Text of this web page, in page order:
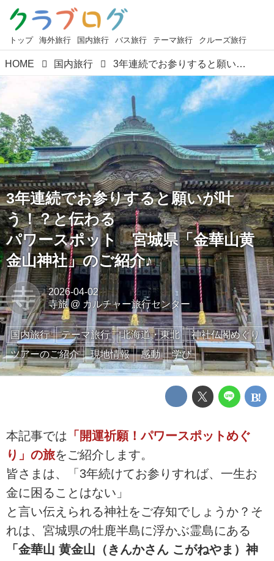
トップ 海外旅行 国内旅行 バス旅行 テーマ旅行 クルーズ旅行
HOME 国内旅行 3年連続でお参りすると願いが叶う！？と伝わる パワースポット 宮城県「金華山黄金山神社」のご紹介♪
3年連続でお参りすると願いが叶
う！？と伝わる
パワースポット 宮城県「金華山黄
金山神社」のご紹介♪
寺
2026-04-02
寺旅@ カルチャー旅行センター
国内旅行 テーマ旅行 北海道・東北
神社仏閣めぐり
ツアーのご紹介
現地情報 感動 学び
本記事では 「開運祈願！パワースポットめぐ
り」の旅をご紹介します。
皆さまは、「3年続けてお参りすれば、一生お
金に困ることはない」
と言い伝えられる神社をご存知でしょうか？そ
れは、宮城県の牡鹿半島に浮かぶ霊島にある
「金華山 黄金山（きんかさん こがねやま）神